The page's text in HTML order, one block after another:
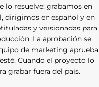
lo resuelve: grabamos en
dirigimos en español y en
y versionadas para
La aprobación se
de marketing aprueba
Cuando el proyecto lo
grabar fuera del país.